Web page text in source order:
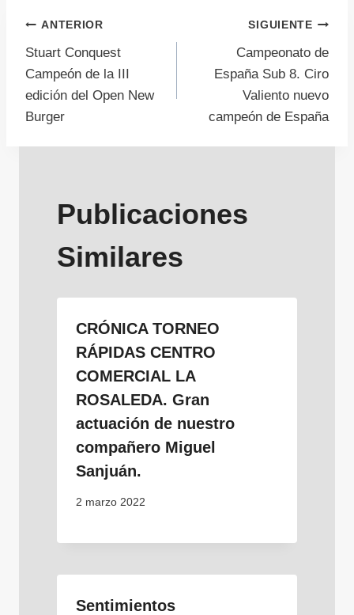
Navegación
de
entradas
ANTERIOR
Stuart Conquest
Campeón de la III
edición del Open New
Burger
SIGUIENTE
Campeonato de
España Sub 8. Ciro
Valiento nuevo
campeón de España
Publicaciones
Similares
CRÓNICA TORNEO
RÁPIDAS CENTRO
COMERCIAL LA
ROSALEDA. Gran
actuación de nuestro
compañero Miguel
Sanjuán.
2 marzo 2022
Sentimientos